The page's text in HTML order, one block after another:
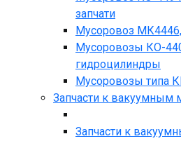
запчати
Мусоровоз
Мусоровозы КО-
гидроцилиндры
Мусоровозы типа
Запчасти к вакуумным
Запчасти к